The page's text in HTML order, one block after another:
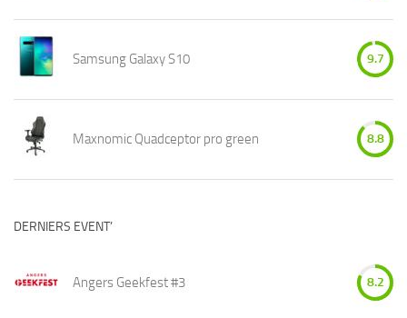
Samsung Galaxy S10 9.7
Maxnomic Quadceptor pro green 8.8
DERNIERS EVENT’
Angers Geekfest #3 8.2